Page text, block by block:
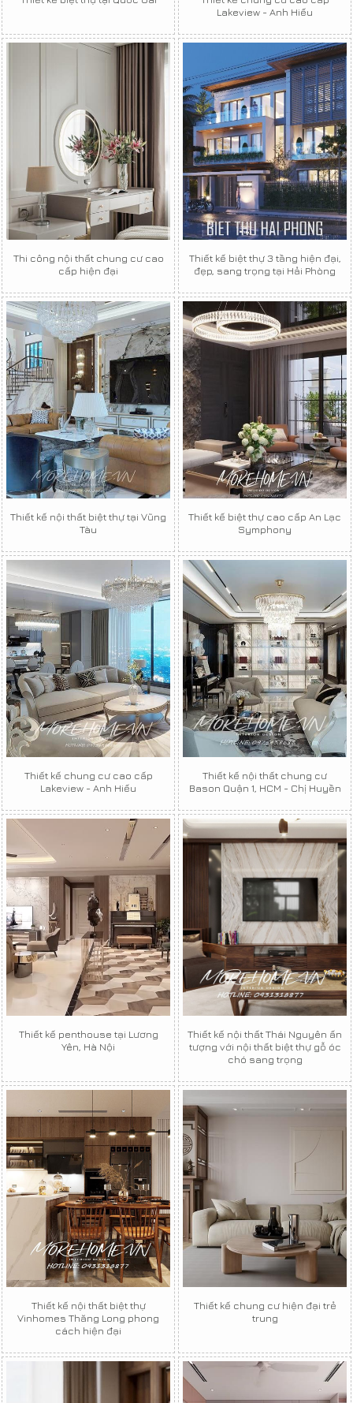
Lakeview - Anh Hiếu
Thi công nội thất chung cư cao
cấp hiện đại
Thiết kế biệt thự 3 tầng hiện đại,
đẹp, sang trọng tại Hải Phòng
Thiết kế nội thất biệt thự tại Vũng
Tàu
Thiết kế biệt thự cao cấp An Lạc
Symphony
Thiết kế chung cư cao cấp
Lakeview - Anh Hiếu
Thiết kế nội thất chung cư
Bason Quận 1, HCM - Chị Huyền
Thiết kế penthouse tại Lương
Yên, Hà Nội
Thiết kế nội thất Thái Nguyên ấn
tượng với nội thất biệt thự gỗ óc
chó sang trọng
Thiết kế nội thất biệt thự
Vinhomes Thăng Long phong
cách hiện đại
Thiết kế chung cư hiện đại trẻ
trung